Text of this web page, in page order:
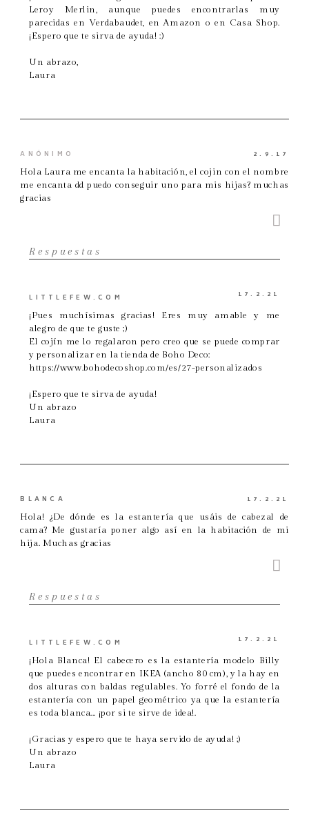
Leroy Merlin, aunque puedes encontrarlas muy
parecidas en Verdabaudet, en Amazon o en Casa Shop.
¡Espero que te sirva de ayuda! :)
Un abrazo,
Laura
ANÓNIMO
2.9.17
Hola Laura me encanta la habitación, el cojin con el nombre
me encanta dd puedo conseguir uno para mis hijas? muchas
gracias
Respuestas
LITTLEFEW.COM
17.2.21
¡Pues muchísimas gracias! Eres muy amable y me
alegro de que te guste ;)
El cojín me lo regalaron pero creo que se puede comprar
y personalizar en la tienda de Boho Deco:
https://www.bohodecoshop.com/es/27-personalizados
¡Espero que te sirva de ayuda!
Un abrazo
Laura
BLANCA
17.2.21
Hola! ¿De dónde es la estantería que usáis de cabezal de
cama? Me gustaría poner algo así en la habitación de mi
hija. Muchas gracias
Respuestas
LITTLEFEW.COM
17.2.21
¡Hola Blanca! El cabecero es la estantería modelo Billy
que puedes encontrar en IKEA (ancho 80 cm), y la hay en
dos alturas con baldas regulables. Yo forré el fondo de la
estantería con un papel geométrico ya que la estantería
es toda blanca... ¡por si te sirve de idea!.
¡Gracias y espero que te haya servido de ayuda! ;)
Un abrazo
Laura